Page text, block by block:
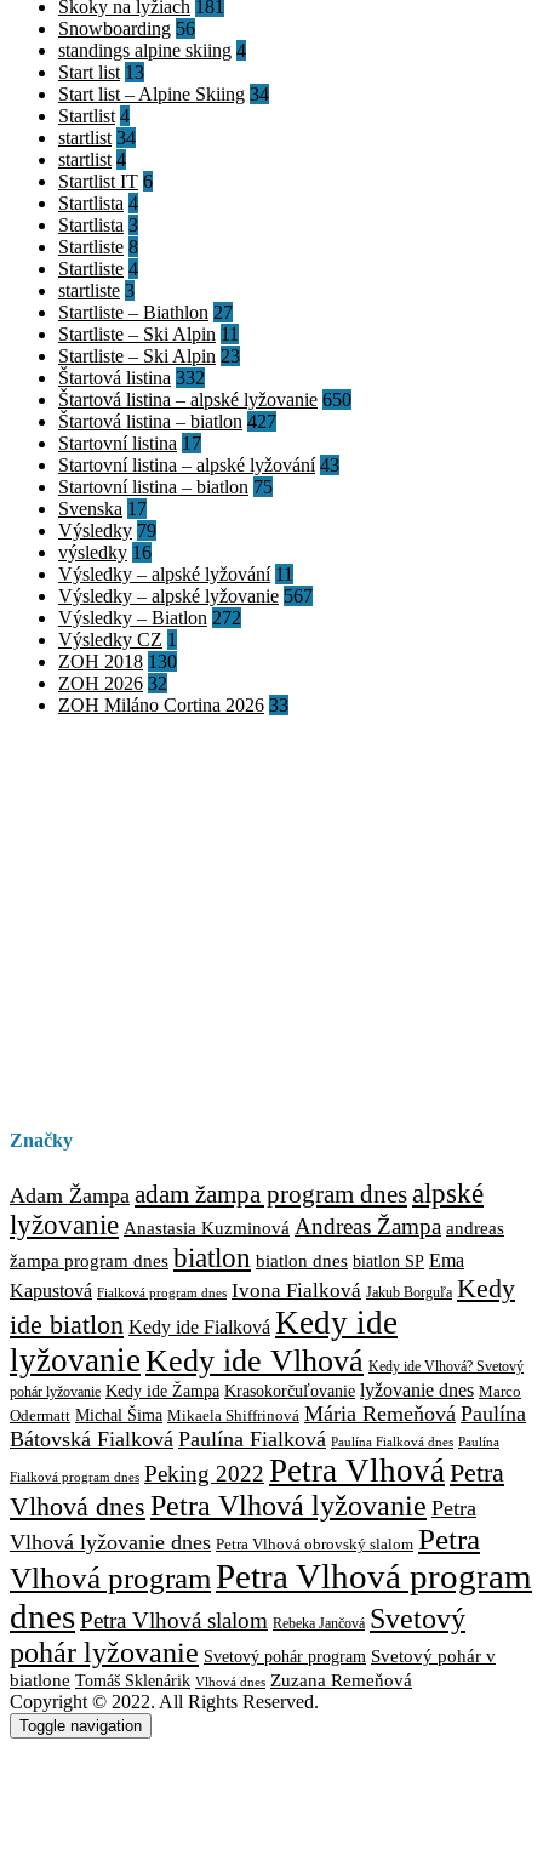
Skoky na lyžiach 181
Snowboarding 56
standings alpine skiing 4
Start list 13
Start list – Alpine Skiing 34
Startlist 4
startlist 34
startlist 4
Startlist IT 6
Startlista 4
Startlista 3
Startliste 8
Startliste 4
startliste 3
Startliste – Biathlon 27
Startliste – Ski Alpin 11
Startliste – Ski Alpin 23
Štartová listina 332
Štartová listina – alpské lyžovanie 650
Štartová listina – biatlon 427
Startovní listina 17
Startovní listina – alpské lyžování 43
Startovní listina – biatlon 75
Svenska 17
Výsledky 79
výsledky 16
Výsledky – alpské lyžování 11
Výsledky – alpské lyžovanie 567
Výsledky – Biatlon 272
Výsledky CZ 1
ZOH 2018 130
ZOH 2026 32
ZOH Miláno Cortina 2026 33
Značky
Adam Žampa adam žampa program dnesalpské
lyžovanie Anastasia Kuzminová Andreas Žampa andreas
žampa program dnes biatlon biatlon dnes biatlon SP Ema
Kapustová Fialková program dnes Ivona Fialková Jakub Borguľa Kedy
ide biatlon Kedy ide Fialková Kedy ide
lyžovanieKedy ide Vlhová Kedy ide Vlhová? Svetový
pohár lyžovanie Kedy ide Žampa Krasokorčuľovanie lyžovanie dnes Marco
Odermatt Michal Šima Mikaela Shiffrinová Mária Remeňová Paulína
Bátovská Fialková Paulína Fialková Paulína Fialková dnes Paulína
Fialková program dnes Peking 2022 Petra Vlhová Petra
Vlhová dnes Petra Vlhová lyžovanie Petra
Vlhová lyžovanie dnes Petra Vlhová obrovský slalom Petra
Vlhová programPetra Vlhová program
dnesPetra Vlhová slalom Rebeka Jančová Svetový
pohár lyžovanie Svetový pohár program Svetový pohár v
biatlone Tomáš Sklenárik Vlhová dnes Zuzana Remeňová
Copyright © 2022. All Rights Reserved.
Toggle navigation